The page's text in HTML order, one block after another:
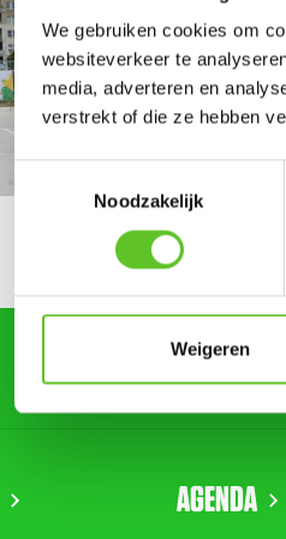
We gebruiken cookies om
websiteverkeer te
media, adverteren en
verstrekt of die ze hebben
Noodzakelijk
Weigeren
De
voor
SPORT EN
De
door in
AGENDA